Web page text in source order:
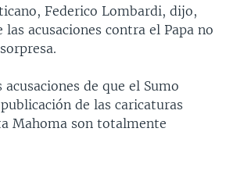
Federico Lombardi, dijo,
las acusaciones contra el Papa no
de que el Sumo
de las caricaturas
Mahoma son totalmente